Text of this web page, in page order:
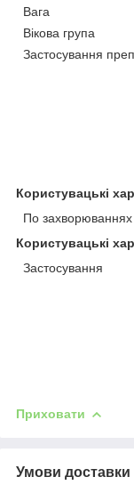
Вага
Вікова група
Застосування
Користувацькi
По захворюваннях
Користувацькі
Застосування
Приховати
Умови доставки